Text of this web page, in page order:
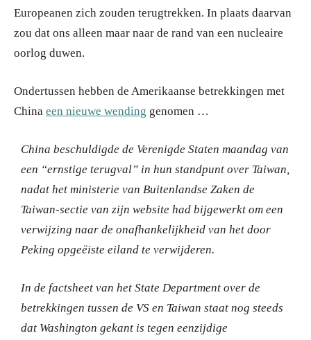
Europeanen zich zouden terugtrekken. In plaats daarvan
zou dat ons alleen maar naar de rand van een nucleaire
oorlog duwen.
Ondertussen hebben de Amerikaanse betrekkingen met
China een nieuwe wending genomen …
China beschuldigde de Verenigde Staten maandag van
een “ernstige terugval” in hun standpunt over Taiwan,
nadat het ministerie van Buitenlandse Zaken de
Taiwan-sectie van zijn website had bijgewerkt om een
verwijzing naar de onafhankelijkheid van het door
Peking opgeëiste eiland te verwijderen.
In de factsheet van het State Department over de
betrekkingen tussen de VS en Taiwan staat nog steeds
dat Washington gekant is tegen eenzijdige